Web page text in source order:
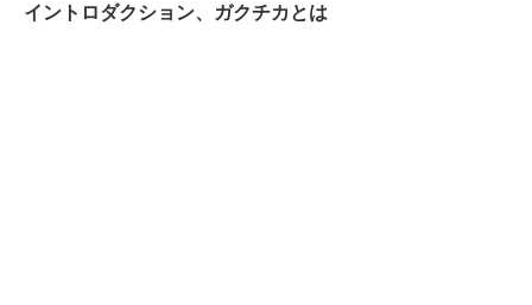
イントロダクション、ガクチカとは